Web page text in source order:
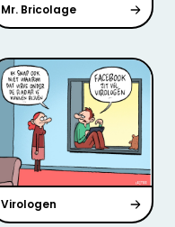
Mr. Bricolage
Virologen